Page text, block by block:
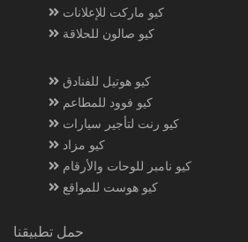
كيو ماركت للإعلانات
كيو صالون للحلاقة
كيو هوتيل للفنادق
كيو فوود للمطاعم
كيو رنت لتأجير سيارات
كيو مزاد
كيو نامبر للوحات والأرقام
كيو هوست للمواقع
حمل تطبيقنا